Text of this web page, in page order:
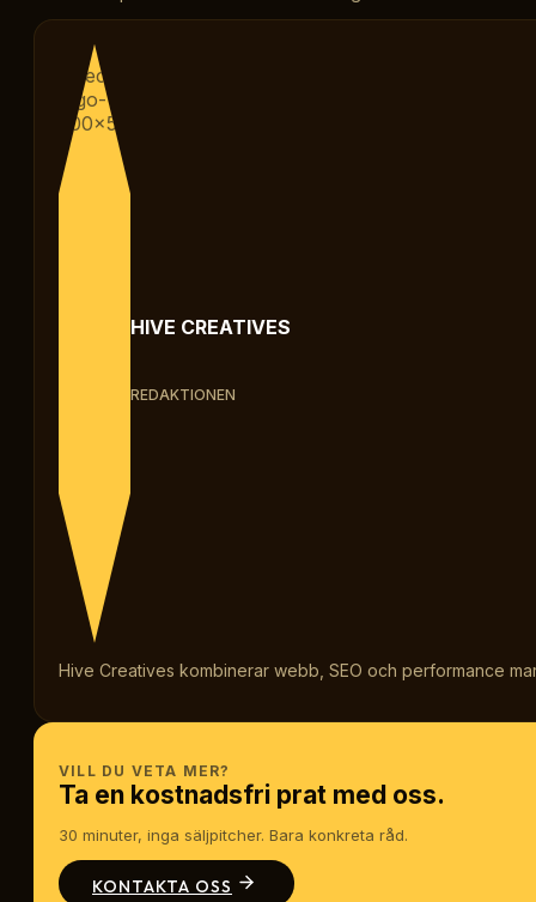
HIVE CREATIVES
REDAKTIONEN
Hive Creatives kombinerar webb, SEO och performance
VILL DU VETA MER?
Ta en kostnadsfri prat med oss.
30 minuter, inga säljpitcher. Bara konkreta råd.
KONTAKTA OSS